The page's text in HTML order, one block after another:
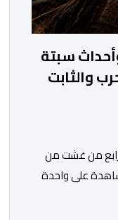
سبتة
والثابت
من غشت من
شاهدة على واحدة